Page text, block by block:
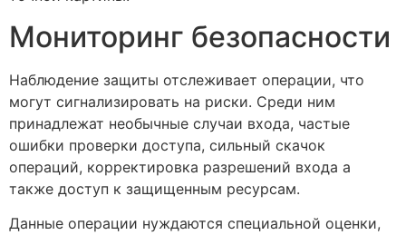
Мониторинг безопасности
Наблюдение защиты отслеживает операции, что
могут сигнализировать на риски. Среди ним
принадлежат необычные случаи входа, частые
ошибки проверки доступа, сильный скачок
операций, корректировка разрешений входа а
также доступ к защищенным ресурсам.
Данные операции нуждаются специальной оценки,